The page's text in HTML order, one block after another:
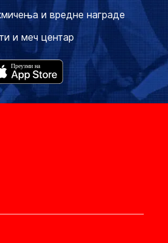
и вредне награде
и меч центар